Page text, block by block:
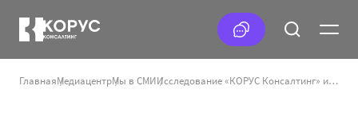
ГлавнаяМедиацентрМы в СМИ Исследование «КОРУС Консалтинг» и ЛЭИ: 70% компаний недовольны используемыми методами развития кадрового резерва